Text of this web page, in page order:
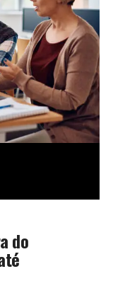
do